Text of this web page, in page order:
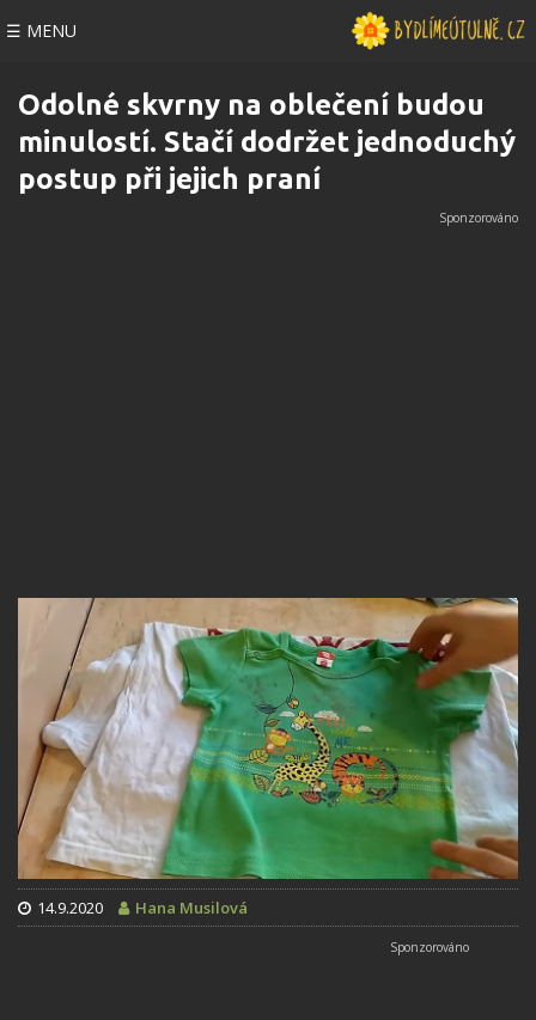
☰ MENU
Odolné skvrny na oblečení budou
minulostí. Stačí dodržet jednoduchý
postup při jejich praní
14.9.2020 Hana Musilová